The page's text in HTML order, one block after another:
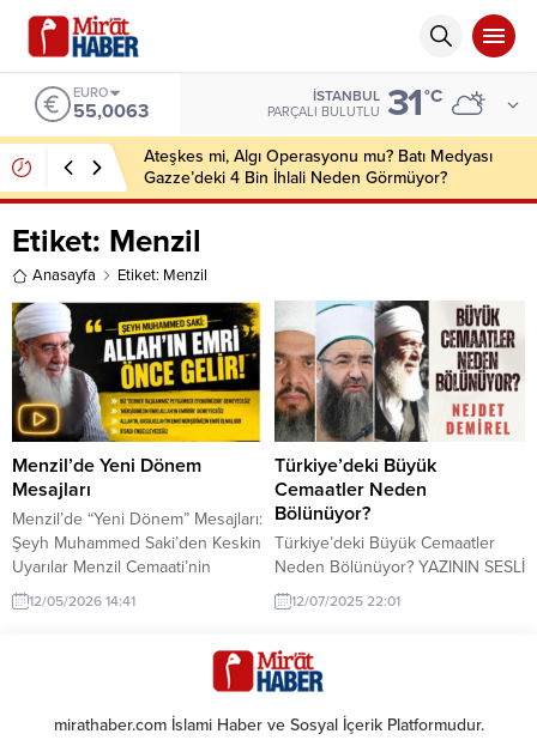
EURO
55,0063
İSTANBUL
PARÇALI BULUTLU 31°C
Ateşkes mi, Algı Operasyonu mu? Batı Medyası
Gazze’deki 4 Bin İhlali Neden Görmüyor?
Etiket: Menzil
Anasayfa Etiket: Menzil
Menzil’de Yeni Dönem
Mesajları
Menzil’de “Yeni Dönem” Mesajları:
Şeyh Muhammed Saki’den Keskin
Uyarılar Menzil Cemaati’nin
liderlerinden Şeyh Muhammed
Saki, cemaat içindeki söylemler
açıklamalarda bulundu. “İfsadı
engelleyeceğiz” vurgusu yapan
Saki, özellikle mürşidlik makamı
ve Peygamberlik makamı
12/05/2026 14:41
Türkiye’deki Büyük
Cemaatler Neden
Bölünüyor?
Türkiye’deki Büyük Cemaatler
Neden Bölünüyor? YAZININ SESLİ
ANLATIMI Son yıllarda
Türkiye’deki büyük cemaatlerin
Müslümanların gelecek vizyonu
açısından bu meseleyi çok
önemsediğimi ısrarla belirtmek
istiyorum. Bu yazıyı: Türkiye’de
12/07/2025 22:01
mirathaber.com İslami Haber ve Sosyal İçerik Platformudur.